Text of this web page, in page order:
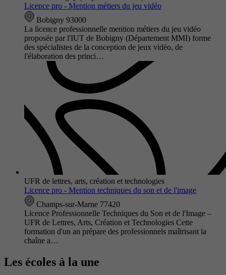
Licence pro - Mention métiers du jeu vidéo
Bobigny 93000
La licence professionnelle mention métiers du jeu vidéo
proposée par l'IUT de Bobigny (Département MMI) forme
des spécialistes de la conception de jeux vidéo, de
l'élaboration des princi…
UFR de lettres, arts, création et technologies
Licence pro - Mention techniques du son et de l'image
Champs-sur-Marne 77420
Licence Professionnelle Techniques du Son et de l'Image –
UFR de Lettres, Arts, Création et Technologies Cette
formation d'un an prépare des professionnels maîtrisant la
chaîne a…
Les écoles à la une